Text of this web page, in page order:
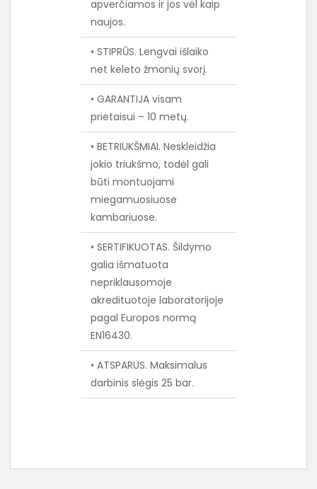
apverčiamos ir jos vėl kaip
naujos.
• STIPRŪS. Lengvai išlaiko
net keleto žmonių svorį.
• GARANTIJA visam
prietaisui – 10 metų.
• BETRIUKŠMIAI. Neskleidžia
jokio triukšmo, todėl gali
būti montuojami
miegamuosiuose
kambariuose.
• SERTIFIKUOTAS. Šildymo
galia išmatuota
nepriklausomoje
akredituotoje laboratorijoje
pagal Europos normą
EN16430.
• ATSPARUS. Maksimalus
darbinis slėgis 25 bar.